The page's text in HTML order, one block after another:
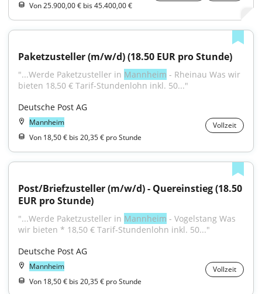
Von 25.900,00 € bis 45.400,00 €
Paketzusteller (m/w/d) (18.50 EUR pro Stunde)
"...Werde Paketzusteller in Mannheim - Rheinau Was wir
bieten 18,50 € Tarif-Stundenlohn inkl. 50..."
Deutsche Post AG
Mannheim
Vollzeit
Von 18,50 € bis 20,35 € pro Stunde
Post/Briefzusteller (m/w/d) - Quereinstieg (18.50
EUR pro Stunde)
"...Werde Paketzusteller in Mannheim - Vogelstang Was
wir bieten * 18,50 € Tarif-Stundenlohn inkl. 50..."
Deutsche Post AG
Mannheim
Vollzeit
Von 18,50 € bis 20,35 € pro Stunde